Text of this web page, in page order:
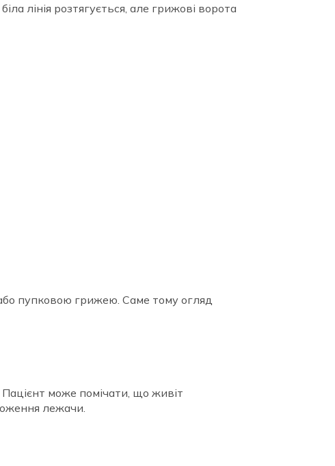
лінія розтягується, але грижові ворота
пупковою грижею. Саме тому огляд
може помічати, що живіт
лежачи.